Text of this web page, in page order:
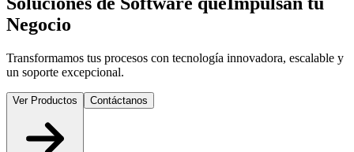
Negocio
Transformamos tus procesos con tecnología innovadora, escalable y
un soporte excepcional.
Ver Productos Contáctanos